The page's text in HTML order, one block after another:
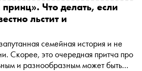
Что делать, если
льстит и
семейная история и не
Скорее, это очередная притча про
и разнообразным может быть